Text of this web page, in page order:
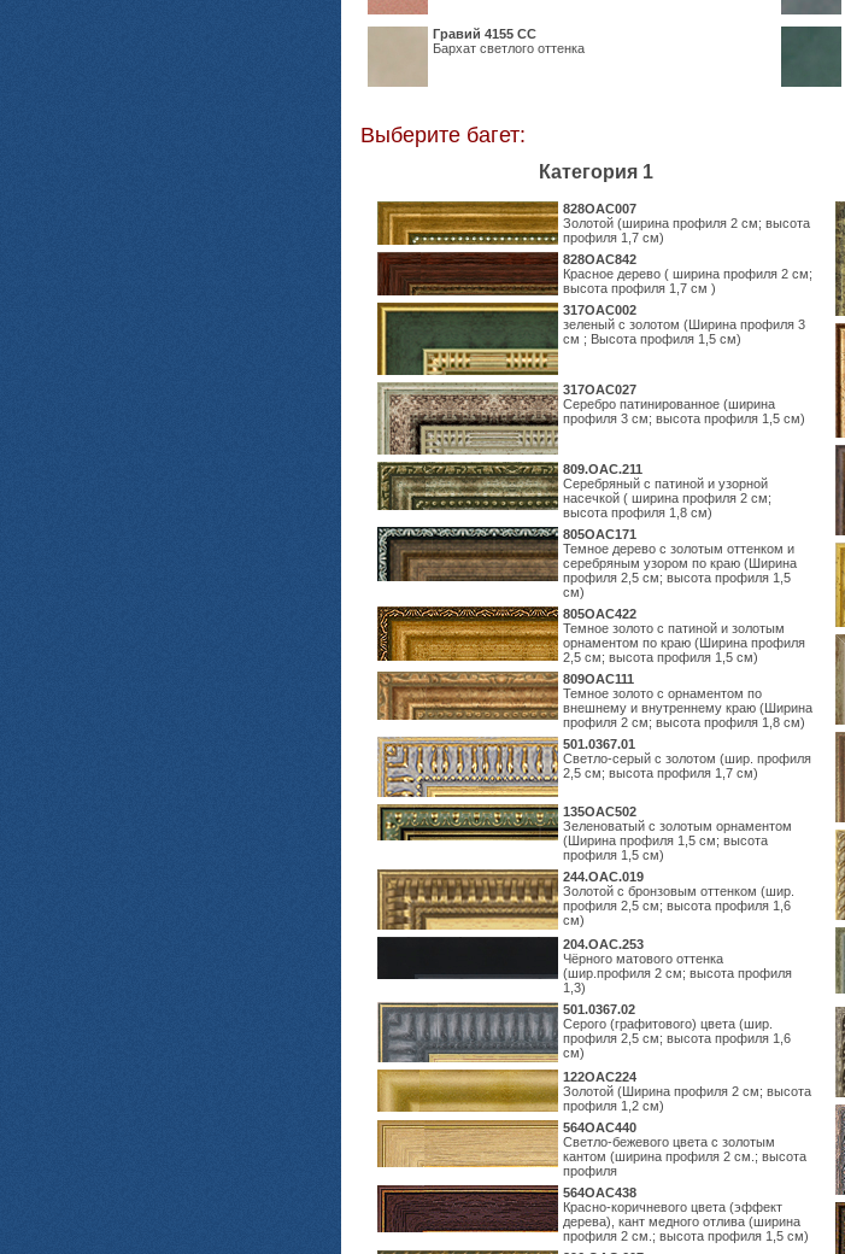
Гравий 4155 СС
Бархат светлого оттенка
Выберите багет:
Категория 1
828OAC007
Золотой (ширина профиля 2 см; высота
профиля 1,7 см)
828OAC842
Красное дерево ( ширина профиля 2 см;
высота профиля 1,7 см )
317OAC002
зеленый с золотом (Ширина профиля 3
см ; Высота профиля 1,5 см)
317OAC027
Серебро патинированное (ширина
профиля 3 см; высота профиля 1,5 см)
809.ОАС.211
Серебряный с патиной и узорной
насечкой ( ширина профиля 2 см;
высота профиля 1,8 см)
805OAC171
Темное дерево с золотым оттенком и
серебряным узором по краю (Ширина
профиля 2,5 см; высота профиля 1,5
см)
805OAC422
Темное золото с патиной и золотым
орнаментом по краю (Ширина профиля
2,5 см; высота профиля 1,5 см)
809OAC111
Темное золото с орнаментом по
внешнему и внутреннему краю (Ширина
профиля 2 см; высота профиля 1,8 см)
501.0367.01
Светло-серый с золотом (шир. профиля
2,5 см; высота профиля 1,7 см)
135OAC502
Зеленоватый с золотым орнаментом
(Ширина профиля 1,5 см; высота
профиля 1,5 см)
244.ОАС.019
Золотой с бронзовым оттенком (шир.
профиля 2,5 см; высота профиля 1,6
см)
204.OAC.253
Чёрного матового оттенка
(шир.профиля 2 см; высота профиля
1,3)
501.0367.02
Серого (графитового) цвета (шир.
профиля 2,5 см; высота профиля 1,6
см)
122OAC224
Золотой (Ширина профиля 2 см; высота
профиля 1,2 см)
564ОАС440
Светло-бежевого цвета с золотым
кантом (ширина профиля 2 см.; высота
профиля
564ОАС438
Красно-коричневого цвета (эффект
дерева), кант медного отлива (ширина
профиля 2 см.; высота профиля 1,5 см)